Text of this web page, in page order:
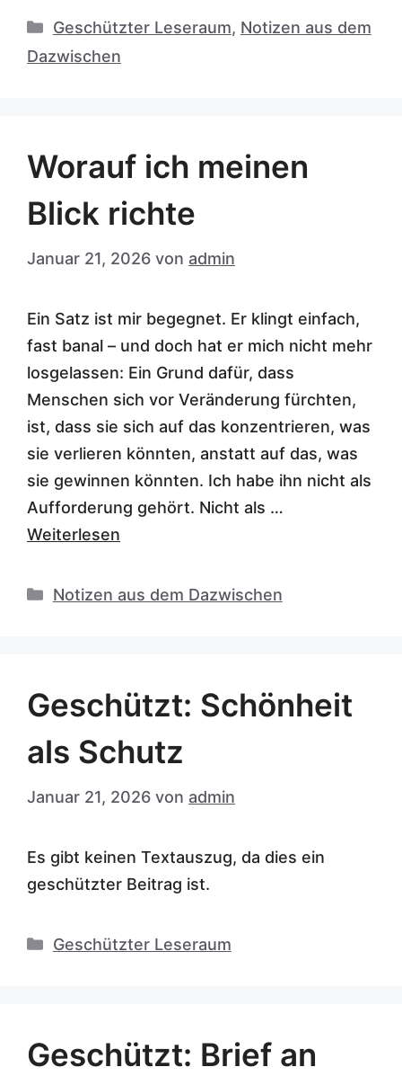
Kategorien
Geschützter Leseraum, Notizen aus dem
Dazwischen
Worauf ich meinen
Blick richte
Januar 21, 2026 von admin
Ein Satz ist mir begegnet. Er klingt einfach,
fast banal – und doch hat er mich nicht mehr
losgelassen: Ein Grund dafür, dass
Menschen sich vor Veränderung fürchten,
ist, dass sie sich auf das konzentrieren, was
sie verlieren könnten, anstatt auf das, was
sie gewinnen könnten. Ich habe ihn nicht als
Aufforderung gehört. Nicht als …
Weiterlesen
Kategorien
Notizen aus dem Dazwischen
Geschützt: Schönheit
als Schutz
Januar 21, 2026 von admin
Es gibt keinen Textauszug, da dies ein
geschützter Beitrag ist.
Kategorien
Geschützter Leseraum
Geschützt: Brief an